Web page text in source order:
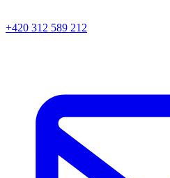
+420 312 589 212